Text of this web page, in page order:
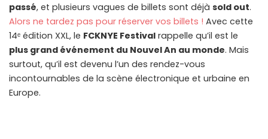
passé, et plusieurs vagues de billets sont déjà sold out.
Alors ne tardez pas pour réserver vos billets ! Avec cette
14ᵉ édition XXL, le FCKNYE Festival rappelle qu’il est le
plus grand événement du Nouvel An au monde. Mais
surtout, qu’il est devenu l’un des rendez-vous
incontournables de la scène électronique et urbaine en
Europe.